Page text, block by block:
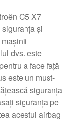
C5 X7
și
dvs. este
a face față
este un must-
siguranța
siguranța pe
acestui airbag